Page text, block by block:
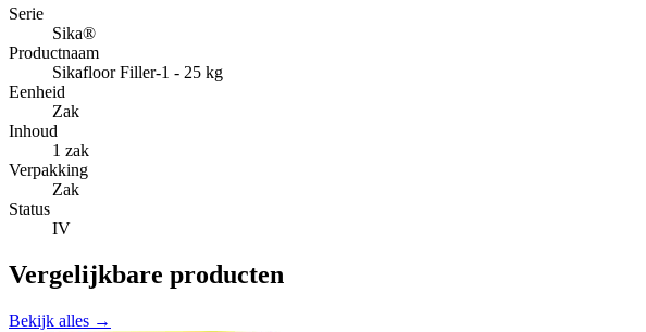
Serie
Sika®
Productnaam
Sikafloor Filler-1 - 25 kg
Eenheid
Zak
Inhoud
1 zak
Verpakking
Zak
Status
IV
Vergelijkbare producten
Bekijk alles →